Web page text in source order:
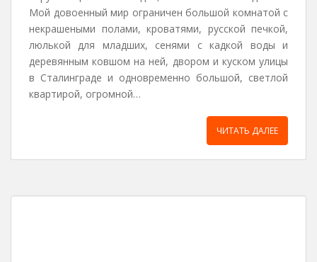
Мой довоенный мир ограничен большой комнатой с
некрашеными полами, кроватями, русской печкой,
люлькой для младших, сенями с кадкой воды и
деревянным ковшом на ней, двором и куском улицы
в Сталинграде и одновременно большой, светлой
квартирой, огромной…
ЧИТАТЬ ДАЛЕЕ